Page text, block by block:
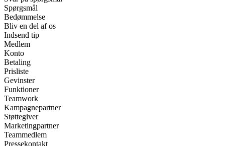
Spørgsmål
Bedømmelse
Bliv en del af os
Indsend tip
Medlem
Konto
Betaling
Prisliste
Gevinster
Funktioner
Teamwork
Kampagnepartner
Støttegiver
Marketingpartner
Teammedlem
Pressekontakt